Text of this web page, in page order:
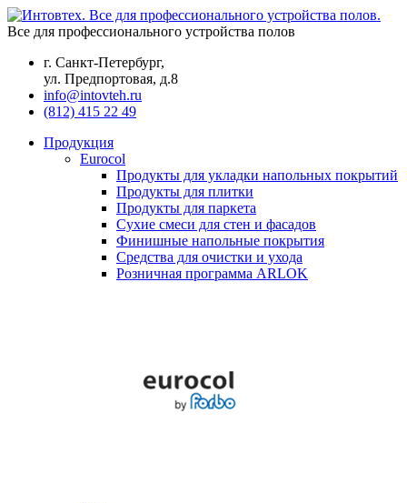
Все для профессионального устройства полов
г. Санкт-Петербург,
ул. Предпортовая, д.8
info@intovteh.ru
(812) 415 22 49
Продукция
Eurocol
Продукты для укладки напольных покрытий
Продукты для плитки
Продукты для паркета
Сухие смеси для стен и фасадов
Финишные напольные покрытия
Средства для очистки и ухода
Розничная программа ARLOK